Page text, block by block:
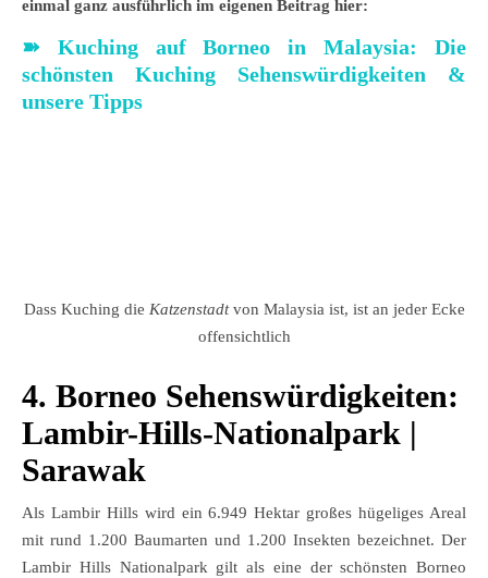
einmal ganz ausführlich im eigenen Beitrag hier:
➽ Kuching auf Borneo in Malaysia: Die
schönsten Kuching Sehenswürdigkeiten &
unsere Tipps
Dass Kuching die Katzenstadtvon Malaysia ist, ist an jeder Ecke
offensichtlich
4. Borneo Sehenswürdigkeiten:
Lambir-Hills-Nationalpark |
Sarawak
Als Lambir Hills wird ein 6.949 Hektar großes hügeliges Areal
mit rund 1.200 Baumarten und 1.200 Insekten bezeichnet. Der
Lambir Hills Nationalpark gilt als eine der schönsten Borneo